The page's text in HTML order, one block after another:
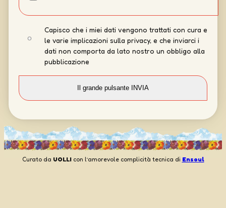
Capisco che i miei dati vengono trattati con cura e
le varie implicazioni sulla privacy, e che inviarci i
dati non comporta da lato nostro un obbligo alla
pubblicazione
Curato da UOLLIcon l’amorevole complicità tecnica di Ensoul